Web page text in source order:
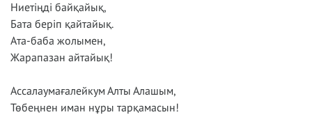
Ниетіңді байқайық,
Бата беріп қайтайық.
Ата-баба жолымен,
Жарапазан айтайық!
Ассалаумағалейкум Алты Алашым,
Төбеңнен иман нұры тарқамасын!